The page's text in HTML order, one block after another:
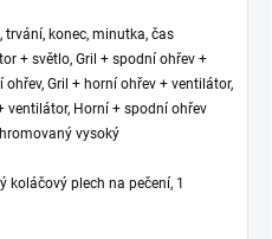
trvání, konec, minutka, čas
+ světlo, Gril + spodní ohřev +
Gril + horní ohřev + ventilátor,
ventilátor, Horní + spodní ohřev
vysoký
plech na pečení, 1